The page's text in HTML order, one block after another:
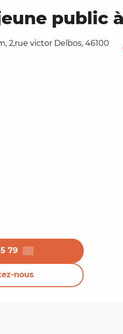
public
2,rue victor Delbos, 46100
79 ▒▒
nous